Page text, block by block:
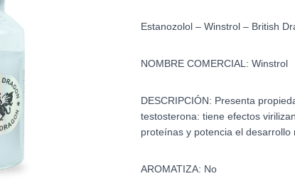
Estanozolol – Winstrol – British
NOMBRE COMERCIAL: Winstrol
DESCRIPCIÓN: Presenta
testosterona: tiene efectos
proteínas y potencia el desarrollo
AROMATIZA: No